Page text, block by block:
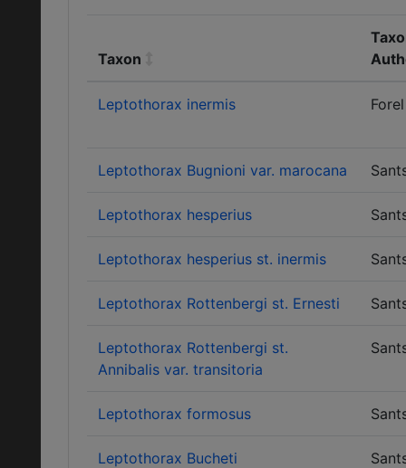
Taxon
Leptothorax inermis Forel
Leptothorax Bugnioni var. marocana
Leptothorax hesperius
Leptothorax hesperius st. inermis
Leptothorax Rottenbergi st. Ernesti
Leptothorax Rottenbergi st.
Annibalis var. transitoria
Leptothorax formosus
Leptothorax Bucheti